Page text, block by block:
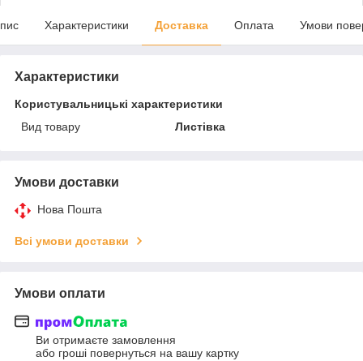
Характеристики Доставка Оплата Умови
Характеристики
Користувальницькі характеристики
Вид товару
Листівка
Умови доставки
Нова Пошта
Всі умови доставки
Умови оплати
Ви отримаєте замовлення
або гроші повернуться на вашу картку